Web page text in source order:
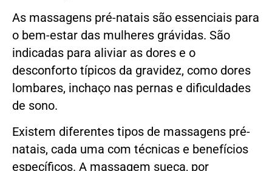
As massagens pré-natais são essenciais para
o bem-estar das mulheres grávidas. São
indicadas para aliviar as dores e o
desconforto típicos da gravidez, como dores
lombares, inchaço nas pernas e dificuldades
de sono.
Existem diferentes tipos de massagens pré-
natais, cada uma com técnicas e benefícios
específicos. A massagem sueca, por